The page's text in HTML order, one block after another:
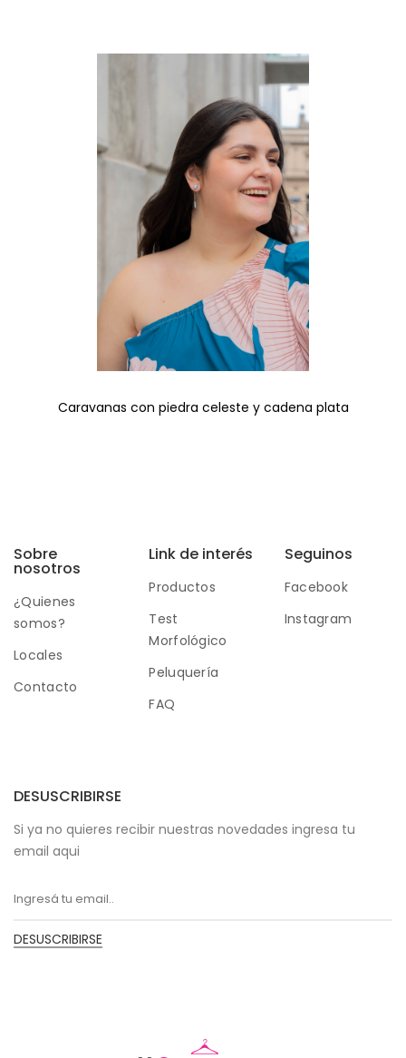
Caravanas con piedra celeste y cadena plata
Sobre
nosotros
¿Quienes
somos?
Locales
Contacto
Link de interés
Productos
Test
Morfológico
Peluquería
FAQ
Seguinos
Facebook
Instagram
DESUSCRIBIRSE
Si ya no quieres recibir nuestras novedades ingresa tu
email aqui